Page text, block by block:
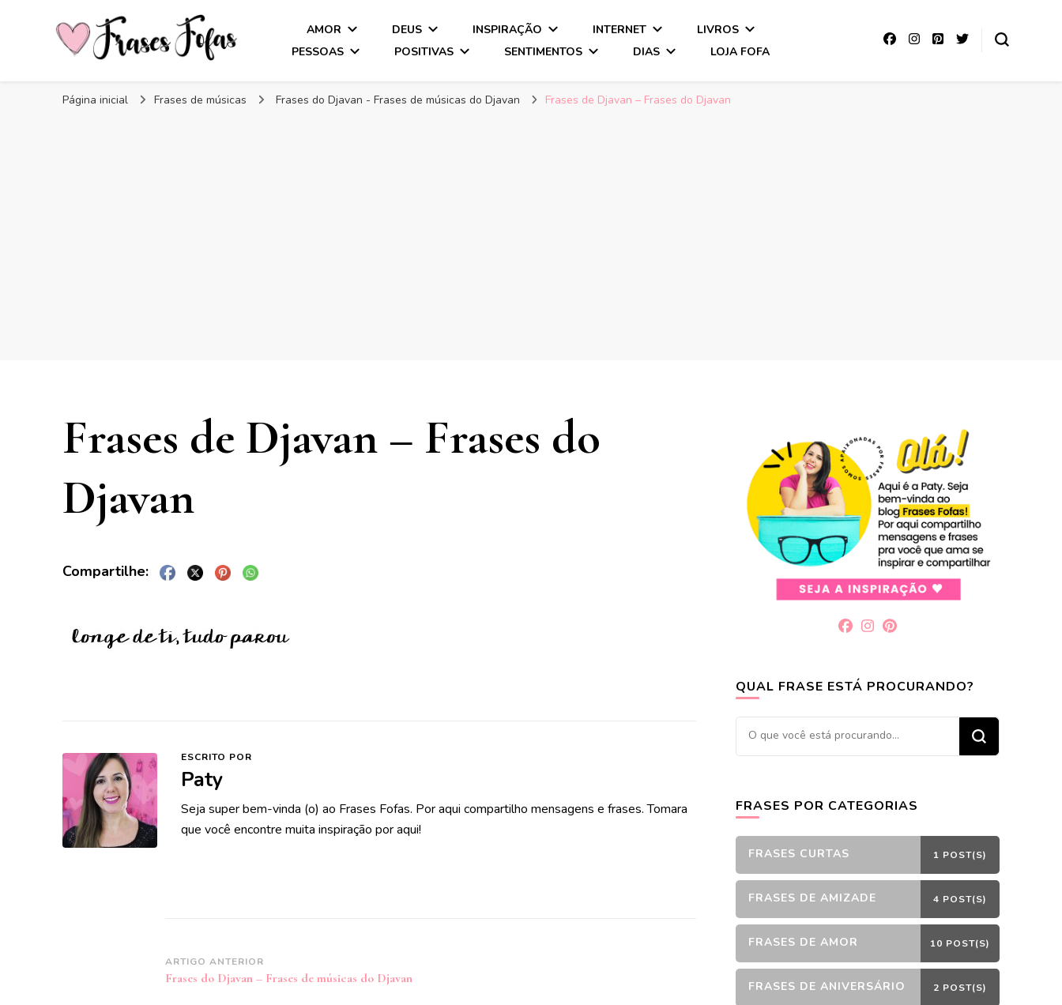
Frases Fofas
AMOR DEUS INSPIRAÇÃO INTERNET
LIVROS
PESSOAS
POSITIVAS SENTIMENTOS DIAS LOJA FOFA
Página inicial Frases de músicas Frases do Djavan - Frases de músicas do Djavan Frases de Djavan – Frases do Djavan
Frases de Djavan – Frases do
Djavan
ESCRITO POR
Paty
Seja super bem-vinda (o) ao Frases Fofas. Por aqui compartilho mensagens e frases. Tomara
que você encontre muita inspiração por aqui!
Navegação
de
ARTIGO ANTERIOR
Frases do Djavan – Frases de músicas do Djavan
QUAL FRASE ESTÁ PROCURANDO?
Procurando
algo?
FRASES POR CATEGORIAS
FRASES CURTAS 1 POST(S)
FRASES DE AMIZADE 4 POST(S)
FRASES DE AMOR 10 POST(S)
FRASES DE ANIVERSÁRIO 2 POST(S)